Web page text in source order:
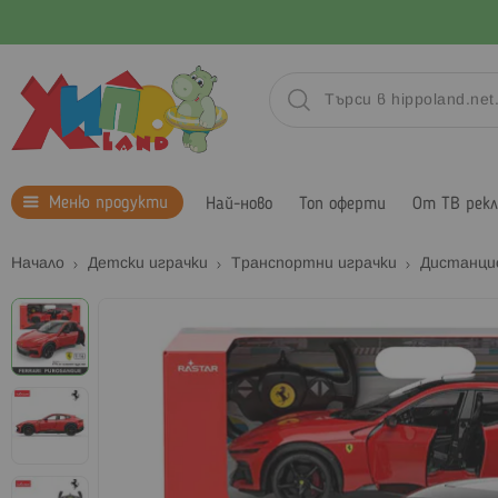
Меню продукти Най-ново Топ оферти От ТВ
Начало Детски играчки Транспортни играчки
Преминете
към
края
на
галерията
на
изображенията